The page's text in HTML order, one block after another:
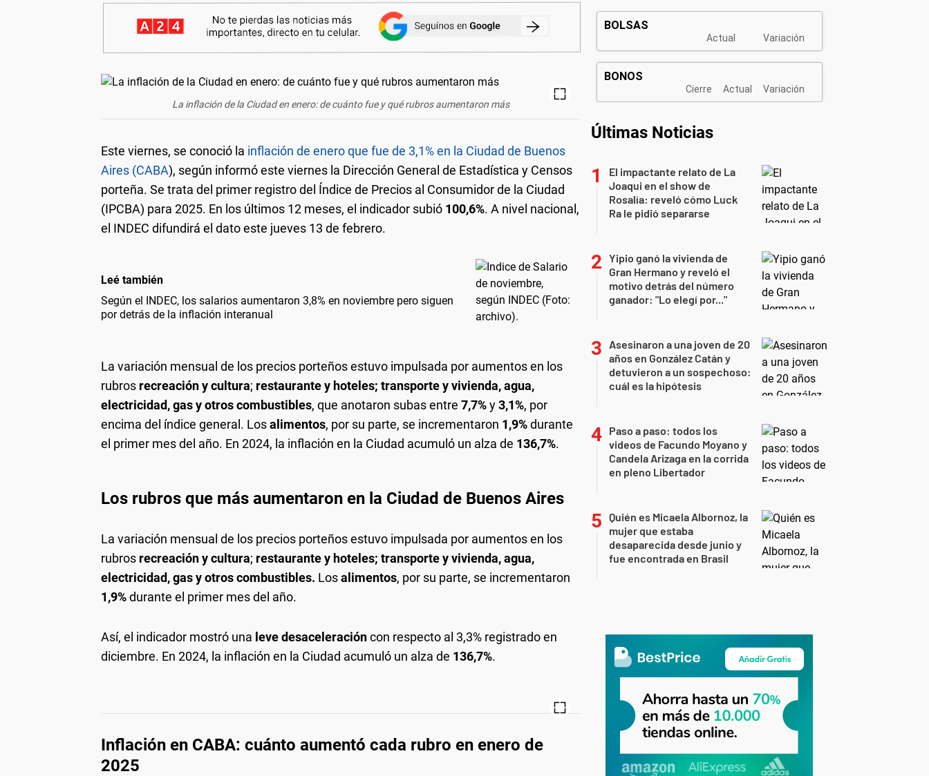
La inflación de la Ciudad en enero: de cuánto fue y qué rubros aumentaron más
Este viernes, se conoció la inflación de enero que fue de 3,1% en la Ciudad de Buenos
Aires (CABA), según informó este viernes la Dirección General de Estadística y Censos
porteña. Se trata del primer registro del Índice de Precios al Consumidor de la Ciudad
(IPCBA) para 2025. En los últimos 12 meses, el indicador subió 100,6%. A nivel nacional,
el INDEC difundirá el dato este jueves 13 de febrero.
Leé también
Según el INDEC, los salarios aumentaron 3,8% en noviembre pero siguen
por detrás de la inflación interanual
La variación mensual de los precios porteños estuvo impulsada por aumentos en los
rubros recreación y cultura; restaurante y hoteles; transporte y vivienda, agua,
electricidad, gas y otros combustibles, que anotaron subas entre 7,7%y3,1%, por
encima del índice general. Losalimentos, por su parte, se incrementaron 1,9%durante
el primer mes del año. En 2024, la inflación en la Ciudad acumuló un alza de 136,7%.
Los rubros que más aumentaron en la Ciudad de Buenos Aires
La variación mensual de los precios porteños estuvo impulsada por aumentos en los
rubros recreación y cultura; restaurante y hoteles; transporte y vivienda, agua,
electricidad, gas y otros combustibles. Losalimentos, por su parte, se incrementaron
1,9%durante el primer mes del año.
Así, el indicador mostró una levedesaceleracióncon respecto al 3,3% registrado en
diciembre. En 2024, la inflación en la Ciudad acumuló un alza de 136,7%.
Inflación en CABA: cuánto aumentó cada rubro en enero de
2025
Últimas Noticias
El impactante relato de La
Joaqui en el show de
Rosalía: reveló cómo Luck
Ra le pidió separarse
Yipio ganó la vivienda de
Gran Hermano y reveló el
motivo detrás del número
ganador: "Lo elegí por..."
Asesinaron a una joven de 20
años en González Catán y
detuvieron a un sospechoso:
cuál es la hipótesis
Paso a paso: todos los
videos de Facundo Moyano y
Candela Arizaga en la corrida
en pleno Libertador
Quién es Micaela Albornoz, la
mujer que estaba
desaparecida desde junio y
fue encontrada en Brasil